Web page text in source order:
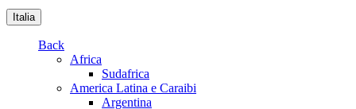
Italia
Back
Africa
Sudafrica
America Latina e Caraibi
Argentina